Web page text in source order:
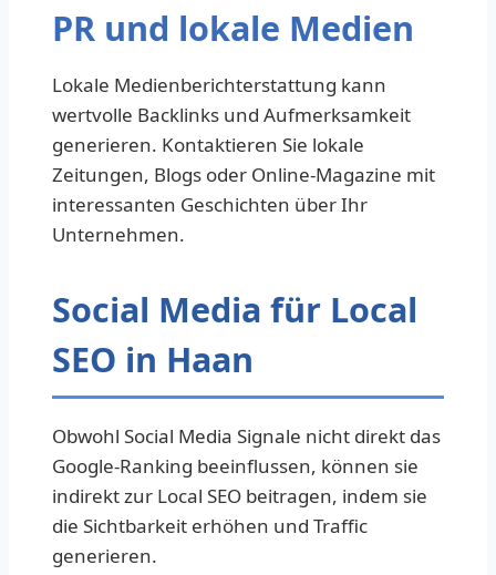
PR und lokale Medien
Lokale Medienberichterstattung kann
wertvolle Backlinks und Aufmerksamkeit
generieren. Kontaktieren Sie lokale
Zeitungen, Blogs oder Online-Magazine mit
interessanten Geschichten über Ihr
Unternehmen.
Social Media für Local
SEO in Haan
Obwohl Social Media Signale nicht direkt das
Google-Ranking beeinflussen, können sie
indirekt zur Local SEO beitragen, indem sie
die Sichtbarkeit erhöhen und Traffic
generieren.